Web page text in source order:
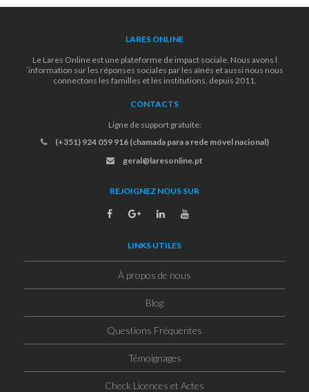
LARES ONLINE
Le Lares Online est une plateforme de impact sociale. Nous avons l
´information sur les réponses sociales par les aînés et aussi nous nous
connectons les familles et les institutions, depuis 2011.
CONTACTS
Ligne de support gratuite:
(+351) 924 059 916 (chamada para a rede móvel nacional)
geral@laresonline.pt
REJOIGNEZ NOUS SUR
LINKS UTILES
À propos de nous
Blog
Questions Fréquentes
Témoignages
Check Licences et Actes